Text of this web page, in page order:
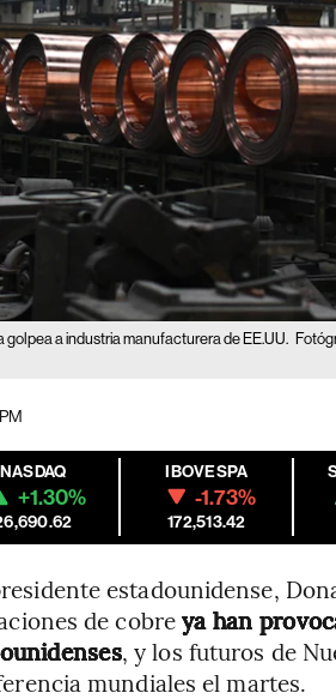
golpea a industria manufacturera de EE.UU.
NASDAQ
+1.30%
IBOVESPA
-1.73%
172,513.42
estadounidense,
de cobreya han
, y los futuros de
mundiales el martes.